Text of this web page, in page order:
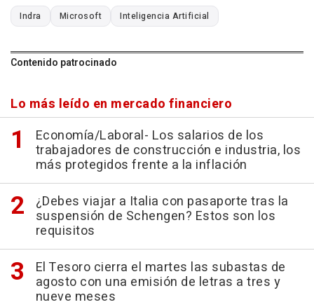
Indra Microsoft Inteligencia Artificial
Contenido patrocinado
Lo más leído en mercado financiero
Economía/Laboral- Los salarios de los
trabajadores de construcción e industria, los
más protegidos frente a la inflación
¿Debes viajar a Italia con pasaporte tras la
suspensión de Schengen? Estos son los
requisitos
El Tesoro cierra el martes las subastas de
agosto con una emisión de letras a tres y
nueve meses